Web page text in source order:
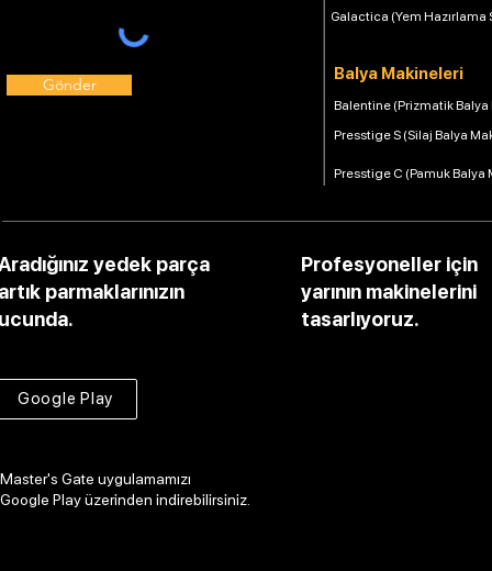
Gönder
Galactica (Yem Hazırlama
Balya Makineleri
Balentine (Prizmatik
Presstige S (Silaj Balya
Presstige C (Pamuk Balya
yedek parça
parmaklarınızın
Profesyoneller için
yarının makinelerini
tasarlıyoruz.
Google Play
Master's Gate uygulamamızı
Google Play üzerinden indirebilirsiniz.